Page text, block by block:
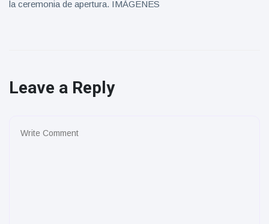
la ceremonia de apertura. IMÁGENES
Leave a Reply